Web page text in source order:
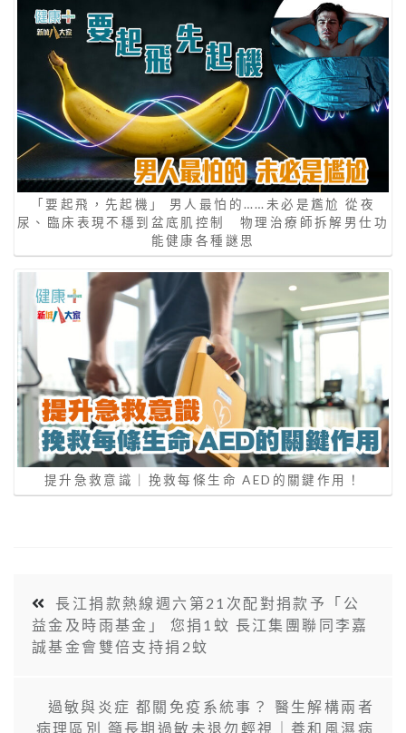
「要起飛，先起機」 男人最怕的……未必是尷尬 從夜
尿、臨床表現不穩到盆底肌控制 物理治療師拆解男仕功
能健康各種謎思
提升急救意識｜挽救每條生命 AED的關鍵作用！
長江捐款熱線週六第21次配對捐款予「公
益金及時雨基金」 您捐1蚊 長江集團聯同李嘉
誠基金會雙倍支持捐2蚊
過敏與炎症 都關免疫系統事？ 醫生解構兩者
病理區別 籲長期過敏未退勿輕視｜養和風濕病